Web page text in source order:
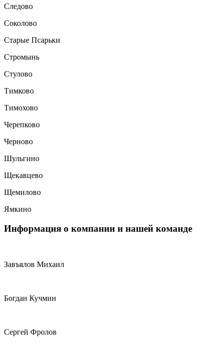
Следово
Соколово
Старые Псарьки
Стромынь
Стулово
Тимково
Тимохово
Черепково
Черново
Шульгино
Щекавцево
Щемилово
Ямкино
Информация о компании и нашей команде
Завъялов Михаил
Богдан Кучмин
Сергей Фролов